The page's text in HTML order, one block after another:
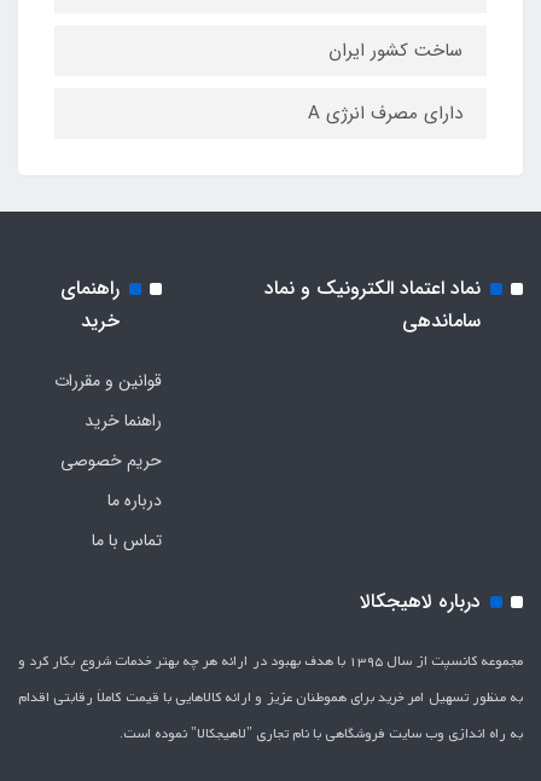
ساخت کشور ایران
دارای مصرف انرژی A
نماد اعتماد الکترونیک و نماد
ساماندهی
راهنمای
خرید
قوانین و مقررات
راهنما خرید
حریم خصوصی
درباره ما
تماس با ما
درباره لاهیجکالا
مجموعه کانسپت از سال 1395 با هدف بهبود در ارائه هر چه بهتر خدمات شروع بکار کرد و
به منظور تسهیل امر خرید برای هموطنان عزیز و ارائه کالاهایی با قیمت کاملاَ رقابتی اقدام
به راه اندازی وب سایت فروشگاهی با نام تجاری "لاهیج­کالا" نموده است.